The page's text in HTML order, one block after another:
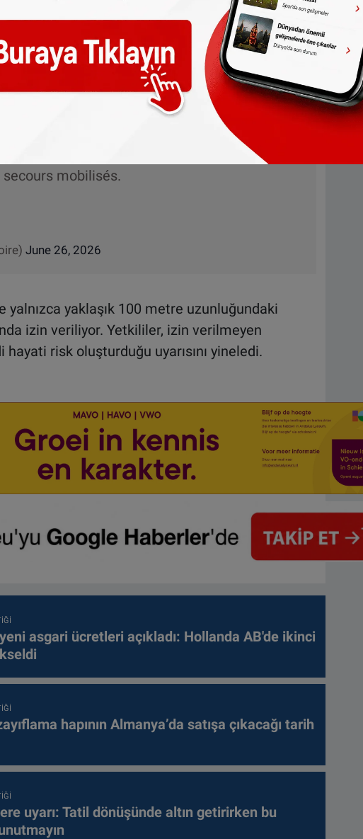
vurgulayarak vatandaşlara kurallara uyma
dans le canal Saint-Martin, en dehors de
d’ouverture de la baignade.
de toutes les circonstances du drame, et nous
secours mobilisés.
June 26, 2026
yalnızca yaklaşık 100 metre uzunluğundaki
izin veriliyor. Yetkililer, izin verilmeyen
risk oluşturduğu uyarısını yineledi.
asgari ücretleri açıkladı: Hollanda AB'de ikinci
hapının Almanya’da satışa çıkacağı tarih
uyarı: Tatil dönüşünde altın getirirken bu